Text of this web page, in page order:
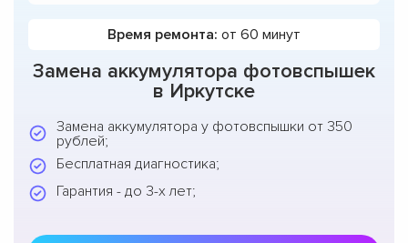
Замена аккумулятора фотовспышек
в Иркутске
Замена аккумулятора у фотовспышки от 350
рублей;
Бесплатная диагностика;
Гарантия - до 3-х лет;
Время ремонта: от 60 минут